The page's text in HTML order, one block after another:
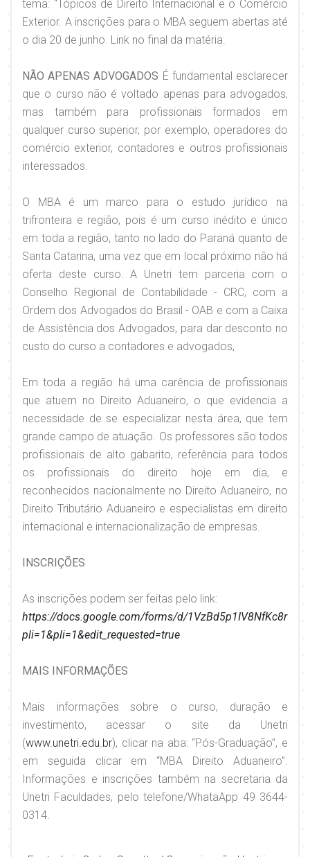
tema: “Tópicos de Direito Internacional e o Comércio
Exterior. A inscrições para o MBA seguem abertas até
o dia 20 de junho. Link no final da matéria.
NÃO APENAS ADVOGADOS É fundamental esclarecer
que o curso não é voltado apenas para advogados,
mas também para profissionais formados em
qualquer curso superior, por exemplo, operadores do
comércio exterior, contadores e outros profissionais
interessados.
O MBA é um marco para o estudo jurídico na
trifronteira e região, pois é um curso inédito e único
em toda a região, tanto no lado do Paraná quanto de
Santa Catarina, uma vez que em local próximo não há
oferta deste curso. A Unetri tem parceria com o
Conselho Regional de Contabilidade - CRC, com a
Ordem dos Advogados do Brasil - OAB e com a Caixa
de Assistência dos Advogados, para dar desconto no
custo do curso a contadores e advogados,
Em toda a região há uma carência de profissionais
que atuem no Direito Aduaneiro, o que evidencia a
necessidade de se especializar nesta área, que tem
grande campo de atuação. Os professores são todos
profissionais de alto gabarito, referência para todos
os profissionais do direito hoje em dia, e
reconhecidos nacionalmente no Direito Aduaneiro, no
Direito Tributário Aduaneiro e especialistas em direito
internacional e internacionalização de empresas.
INSCRIÇÕES
As inscrições podem ser feitas pelo link:
https://docs.google.com/forms/d/
pli=1&pli=1&edit_requested=true
MAIS INFORMAÇÕES
Mais informações sobre o curso, duração e
investimento, acessar o site da Unetri
(www.unetri.edu.br), clicar na aba: “Pós-Graduação”, e
em seguida clicar em “MBA Direito Aduaneiro”.
Informações e inscrições também na secretaria da
Unetri Faculdades, pelo telefone/WhataApp 49 3644-
0314.